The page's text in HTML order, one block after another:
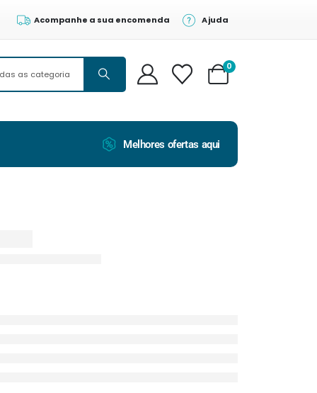
Acompanhe a sua encomenda Ajuda
0
Melhores ofertas aqui